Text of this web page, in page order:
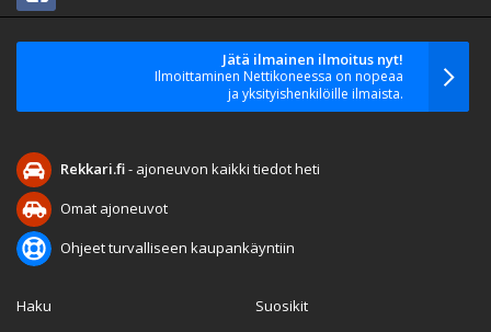
Jätä ilmainen ilmoitus nyt!
Ilmoittaminen Nettikoneessa on nopeaa
ja yksityishenkilöille ilmaista.
Rekkari.fi- ajoneuvon kaikki tiedot heti
Omat ajoneuvot
Ohjeet turvalliseen kaupankäyntiin
Haku
Suosikit